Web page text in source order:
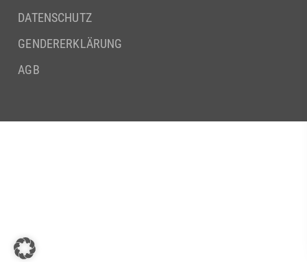
DATENSCHUTZ
GENDERERKLÄRUNG
AGB